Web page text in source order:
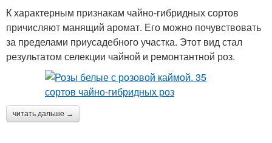
К характерным признакам чайно-гибридных сортов
причисляют манящий аромат. Его можно почувствовать
за пределами приусадебного участка. Этот вид стал
результатом селекции чайной и ремонтантной роз.
читать дальше →